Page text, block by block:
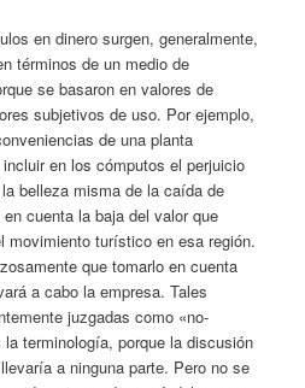
en dinero surgen, generalmente,
términos de un medio de
se basaron en valores de
subjetivos de uso. Por ejemplo,
de una planta
en los cómputos el perjuicio
belleza misma de la caída de
cuenta la baja del valor que
movimiento turístico en esa región.
que tomarlo en cuenta
a cabo la empresa. Tales
juzgadas como «no-
terminología, porque la discusión
a ninguna parte. Pero no se